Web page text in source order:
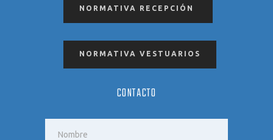
NORMATIVA RECEPCIÓN
NORMATIVA VESTUARIOS
CONTACTO